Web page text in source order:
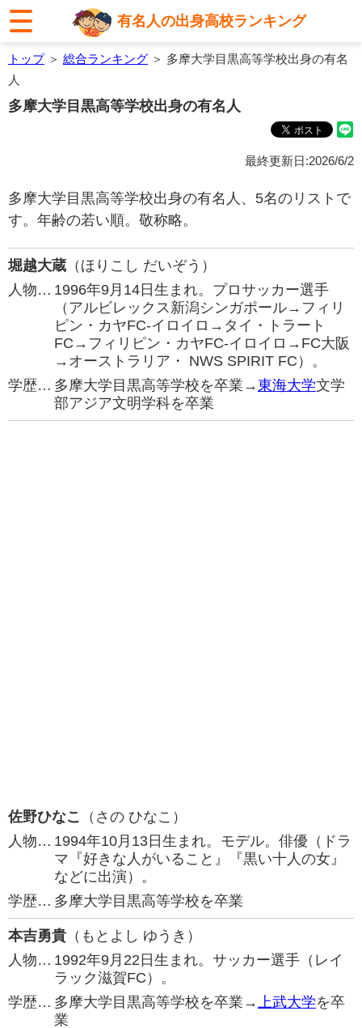
有名人の出身高校ランキング
トップ＞ 総合ランキング ＞ 多摩大学目黒高等学校出身の有名
人
多摩大学目黒高等学校出身の有名人
最終更新日:2026/6/2
多摩大学目黒高等学校出身の有名人、5名のリストで
す。年齢の若い順。敬称略。
堀越大蔵 （ほりこし だいぞう）
人物… 1996年9月14日生まれ。プロサッカー選手
（アルビレックス新潟シンガポール→フィリ
ピン・カヤFC-イロイロ→タイ・トラート
FC→フィリピン・カヤFC-イロイロ→FC大阪
→オーストラリア・ NWS SPIRIT FC）。
学歴… 多摩大学目黒高等学校を卒業→東海大学文学
部アジア文明学科を卒業
佐野ひなこ （さの ひなこ）
人物… 1994年10月13日生まれ。モデル。俳優（ドラ
マ『好きな人がいること』『黒い十人の女』
などに出演）。
学歴… 多摩大学目黒高等学校を卒業
本吉勇貴 （もとよし ゆうき）
人物… 1992年9月22日生まれ。サッカー選手（レイ
ラック滋賀FC）。
学歴… 多摩大学目黒高等学校を卒業→上武大学を卒
業